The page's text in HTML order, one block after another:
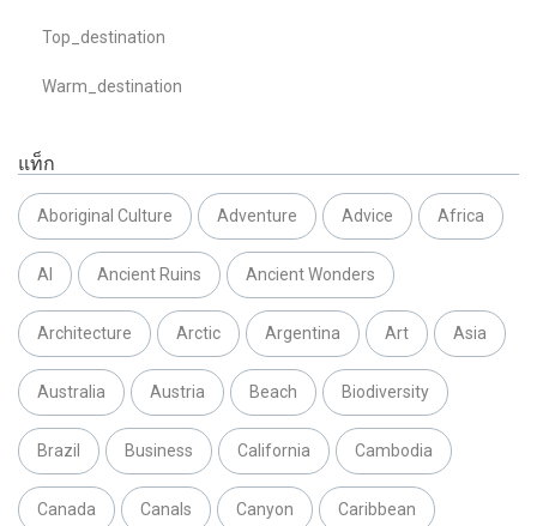
Top_destination
Warm_destination
แท็ก
Aboriginal Culture Adventure Advice Africa
AI Ancient Ruins Ancient Wonders
Architecture Arctic Argentina Art Asia
Australia Austria Beach Biodiversity
Brazil Business California Cambodia
Canada Canals Canyon Caribbean